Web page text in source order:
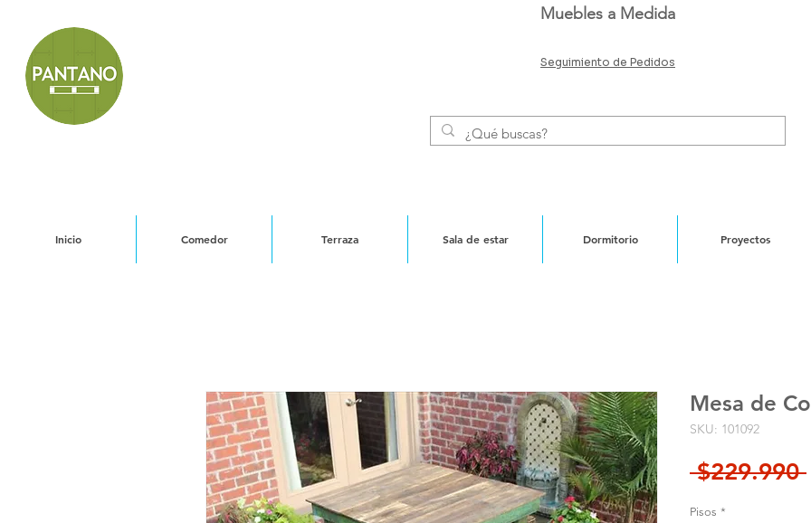
Muebles a Medida
Seguimiento de Pedidos
Inicio Comedor Terraza Sala de estar Dormitorio Proyectos
Mesa de
SKU: 101092
$229.990
Pisos *